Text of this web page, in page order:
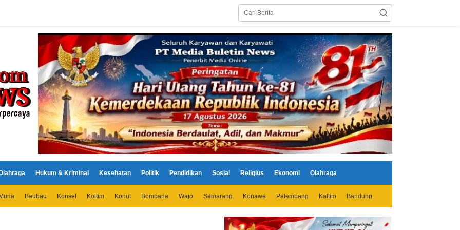
Hukum & Kriminal Kesehatan Politik Pendidikan Sosial Religius Ekonomi Olahraga
Baubau Konsel Koltim Konut Bombana Wajo Semarang Konawe Palembang Kaltim Bandung